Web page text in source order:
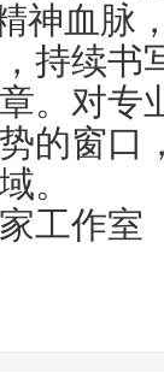
神血脉
持续书
。对专
的窗口
。
工作